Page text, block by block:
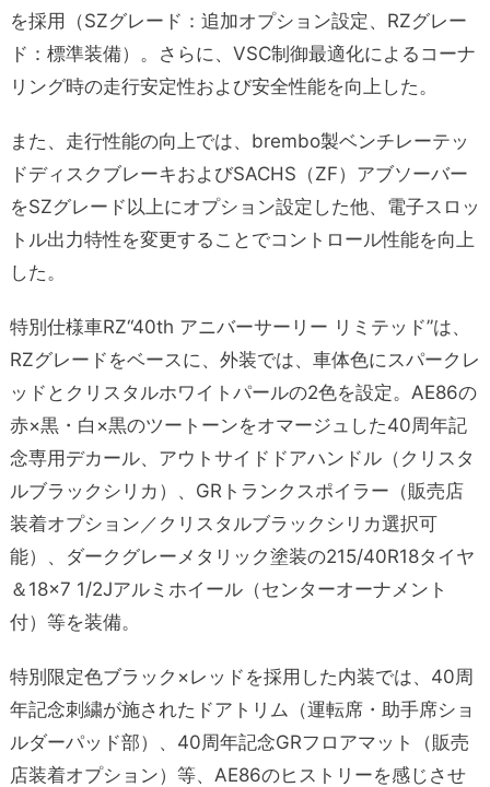
を採用（SZグレード：追加オプション設定、RZグレー
ド：標準装備）。さらに、VSC制御最適化によるコーナ
リング時の走行安定性および安全性能を向上した。
また、走行性能の向上では、brembo製ベンチレーテッ
ドディスクブレーキおよびSACHS（ZF）アブソーバー
をSZグレード以上にオプション設定した他、 電子スロッ
トル出力特性を変更することでコントロール性能を向上
した。
特別仕様車RZ“40th アニバーサーリー リミテッド”は、
RZグレードをベースに、外装では、車体色にスパークレ
ッドとクリスタルホワイトパールの2色を設定。AE86の
赤×黒・白×黒のツートーンをオマージュした40周年記
念専用デカール、アウトサイドドアハンドル（クリスタ
ルブラックシリカ）、GRトランクスポイラー（販売店
装着オプション／クリスタルブラックシリカ選択可
能）、ダークグレーメタリック塗装の215/40R18タイヤ
＆18×7 1/2Jアルミホイール（センターオーナメント
付）等を装備。
特別限定色ブラック×レッドを採用した内装では、40周
年記念刺繍が施されたドアトリム（運転席・助手席ショ
ルダーパッド部）、40周年記念GRフロアマット（販売
店装着オプション）等、 AE86のヒストリーを感じさせ